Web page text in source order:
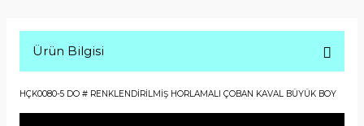
Ürün Bilgisi
HÇK0080-5 DO # RENKLENDİRİLMİŞ HORLAMALI ÇOBAN KAVAL BÜYÜK BOY